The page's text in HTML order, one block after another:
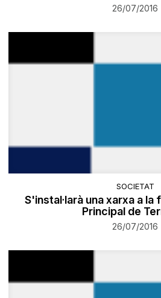
26/07/2016
SOCIETAT
S'instal·larà una xarxa a la
Principal de
26/07/2016